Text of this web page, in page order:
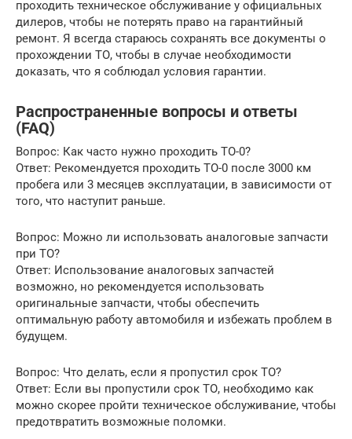
проходить техническое обслуживание у официальных
дилеров, чтобы не потерять право на гарантийный
ремонт. Я всегда стараюсь сохранять все документы о
прохождении ТО, чтобы в случае необходимости
доказать, что я соблюдал условия гарантии.
Распространенные вопросы и ответы
(FAQ)
Вопрос: Как часто нужно проходить ТО-0?
Ответ: Рекомендуется проходить ТО-0 после 3000 км
пробега или 3 месяцев эксплуатации, в зависимости от
того, что наступит раньше.
Вопрос: Можно ли использовать аналоговые запчасти
при ТО?
Ответ: Использование аналоговых запчастей
возможно, но рекомендуется использовать
оригинальные запчасти, чтобы обеспечить
оптимальную работу автомобиля и избежать проблем в
будущем.
Вопрос: Что делать, если я пропустил срок ТО?
Ответ: Если вы пропустили срок ТО, необходимо как
можно скорее пройти техническое обслуживание, чтобы
предотвратить возможные поломки.